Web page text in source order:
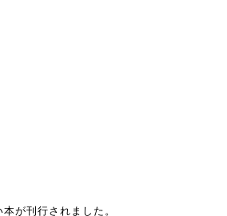
が刊行されました。